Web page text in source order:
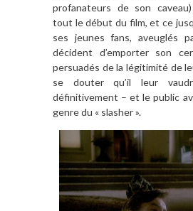
profanateurs de son
tout le début du film, et ce
ses jeunes fans, aveuglés
décident d’emporter son
persuadés de la légitimité de
se douter qu’il leur
définitivement – et le public
genre du « slasher ».